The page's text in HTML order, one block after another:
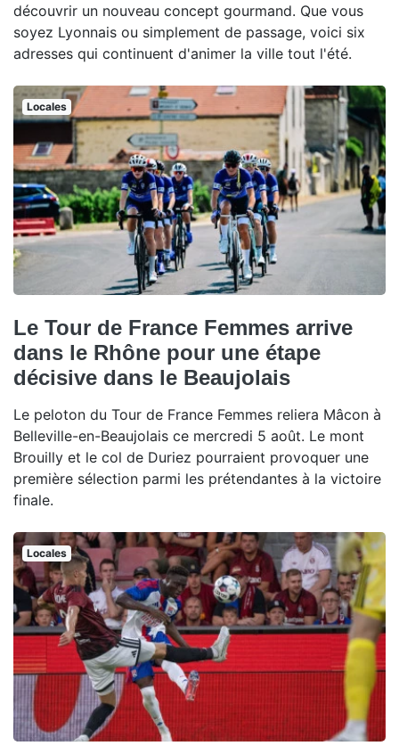
découvrir un nouveau concept gourmand. Que vous
soyez Lyonnais ou simplement de passage, voici six
adresses qui continuent d'animer la ville tout l'été.
Locales
Le Tour de France Femmes arrive
dans le Rhône pour une étape
décisive dans le Beaujolais
Le peloton du Tour de France Femmes reliera Mâcon à
Belleville-en-Beaujolais ce mercredi 5 août. Le mont
Brouilly et le col de Duriez pourraient provoquer une
première sélection parmi les prétendantes à la victoire
finale.
Locales